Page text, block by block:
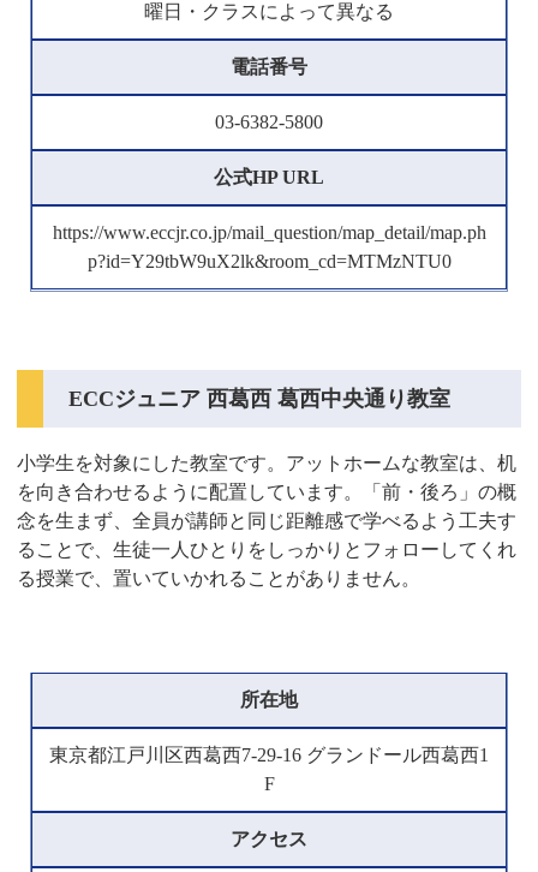
曜日・クラスによって異なる
電話番号
03-6382-5800
公式HP URL
https://www.eccjr.co.jp/mail_question/map_detail/map.ph
p?id=Y29tbW9uX2lk&room_cd=MTMzNTU0
ECCジュニア 西葛西 葛西中央通り教室
小学生を対象にした教室です。アットホームな教室は、机
を向き合わせるように配置しています。「前・後ろ」の概
念を生まず、全員が講師と同じ距離感で学べるよう工夫す
ることで、生徒一人ひとりをしっかりとフォローしてくれ
る授業で、置いていかれることがありません。
所在地
東京都江戸川区西葛西7-29-16 グランドール西葛西1
F
アクセス